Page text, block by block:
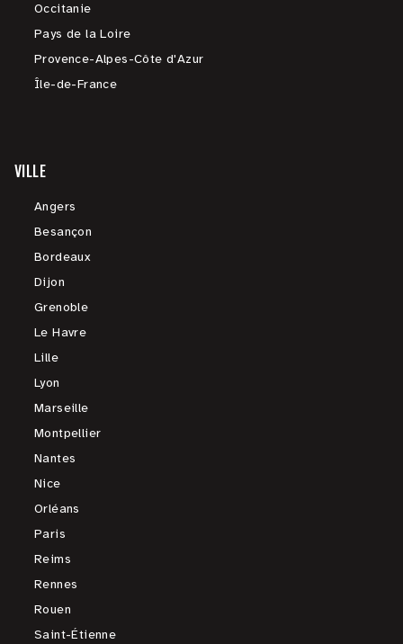
Occitanie
Pays de la Loire
Provence-Alpes-Côte d'Azur
Île-de-France
VILLE
Angers
Besançon
Bordeaux
Dijon
Grenoble
Le Havre
Lille
Lyon
Marseille
Montpellier
Nantes
Nice
Orléans
Paris
Reims
Rennes
Rouen
Saint-Étienne